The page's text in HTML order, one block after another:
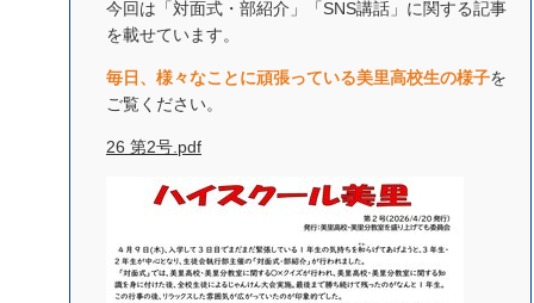
今回は「対面式・部紹介」「SNS講話」に関する記事
を載せています。
毎日、様々なことに頑張っている美里高校生の様子を
ご覧ください。
26 第2号.pdf